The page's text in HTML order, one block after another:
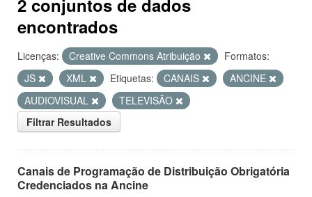
2 conjuntos de dados
encontrados
Licenças: Creative Commons Atribuição
Formatos:
JS
XML Etiquetas: CANAIS
ANCINE
AUDIOVISUAL
TELEVISÃO
Filtrar Resultados
Canais de Programação de Distribuição Obrigatória
Credenciados na Ancine